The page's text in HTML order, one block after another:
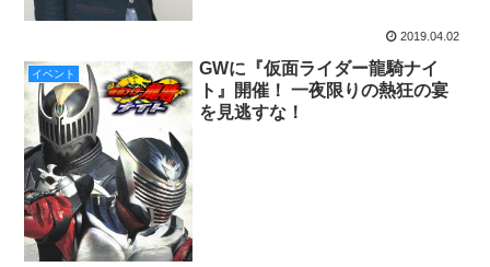
2019.04.02
イベント
GWに『仮面ライダー龍騎ナイ
ト』開催！ 一夜限りの熱狂の宴
を見逃すな！